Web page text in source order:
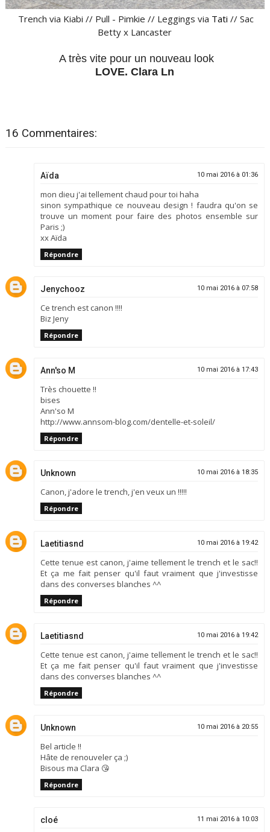
Trench via Kiabi // Pull - Pimkie // Leggings via Tati // Sac
Betty x Lancaster
A très vite pour un nouveau look
LOVE. Clara Ln
16 Commentaires:
Aïda 10 mai 2016 à 01:36
mon dieu j'ai tellement chaud pour toi haha
sinon sympathique ce nouveau design ! faudra qu'on se
trouve un moment pour faire des photos ensemble sur
Paris ;)
xx Aïda
Répondre
Jenychooz 10 mai 2016 à 07:58
Ce trench est canon !!!!
Biz Jeny
Répondre
Ann'so M 10 mai 2016 à 17:43
Très chouette !!
bises
Ann'so M
http://www.annsom-blog.com/dentelle-et-soleil/
Répondre
Unknown 10 mai 2016 à 18:35
Canon, j'adore le trench, j'en veux un !!!!!
Répondre
Laetitiasnd 10 mai 2016 à 19:42
Cette tenue est canon, j'aime tellement le trench et le sac!!
Et ça me fait penser qu'il faut vraiment que j'investisse
dans des converses blanches ^^
Répondre
Laetitiasnd 10 mai 2016 à 19:42
Cette tenue est canon, j'aime tellement le trench et le sac!!
Et ça me fait penser qu'il faut vraiment que j'investisse
dans des converses blanches ^^
Répondre
Unknown 10 mai 2016 à 20:55
Bel article !!
Hâte de renouveler ça ;)
Bisous ma Clara 😘
Répondre
cloé 11 mai 2016 à 10:03